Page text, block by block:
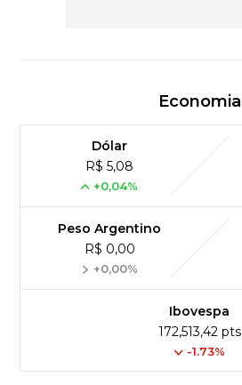
Economia
Dólar
R$ 5,08
+0,04%
Peso Argentino
R$ 0,00
+0,00%
Ibovespa
172,513,42 pts
-1.73%